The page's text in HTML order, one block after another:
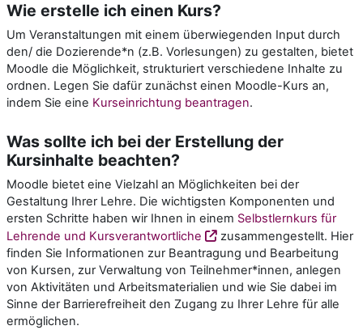
Wie erstelle ich einen Kurs?
Um Veranstaltungen mit einem überwiegenden Input durch
den/ die Dozierende*n (z.B. Vorlesungen) zu gestalten, bietet
Moodle die Möglichkeit, strukturiert verschiedene Inhalte zu
ordnen. Legen Sie dafür zunächst einen Moodle-Kurs an,
indem Sie eine Kurseinrichtung beantragen.
Was sollte ich bei der Erstellung der
Kursinhalte beachten?
Moodle bietet eine Vielzahl an Möglichkeiten bei der
Gestaltung Ihrer Lehre. Die wichtigsten Komponenten und
ersten Schritte haben wir Ihnen in einem Selbstlernkurs für
Lehrende und Kursverantwortliche
zusammengestellt. Hier
finden Sie Informationen zur Beantragung und Bearbeitung
von Kursen, zur Verwaltung von Teilnehmer*innen, anlegen
von Aktivitäten und Arbeitsmaterialien und wie Sie dabei im
Sinne der Barrierefreiheit den Zugang zu Ihrer Lehre für alle
ermöglichen.